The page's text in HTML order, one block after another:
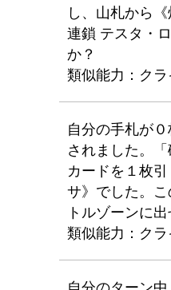
し、山札から
連鎖 テスタ・
か？
類似能力：ク
自分の手札が
されました。
カードを１枚
サ》でした。
トルゾーンに
類似能力：ク